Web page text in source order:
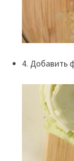
4. Добавить